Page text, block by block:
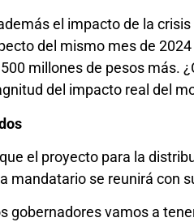
el impacto de la
del mismo mes de
millones de pesos más.
del impacto real del
el proyecto para la
mandatario se reunirá con
gobernadores vamos a